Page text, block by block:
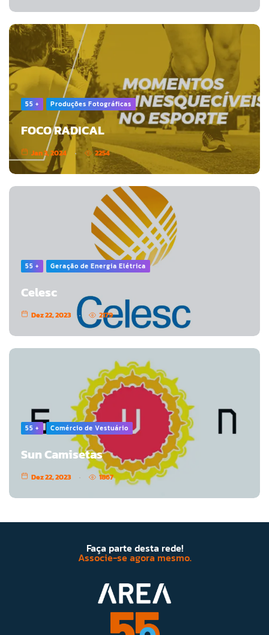
55 + Produções Fotográficas
FOCO RADICAL
Jan 3, 2024 2254
55 + Geração de Energia Elétrica
Celesc
Dez 22, 2023 2179
55 + Comércio de Vestuário
Sun Camisetas
Dez 22, 2023 1867
Faça parte desta rede!
Associe-se agora mesmo.